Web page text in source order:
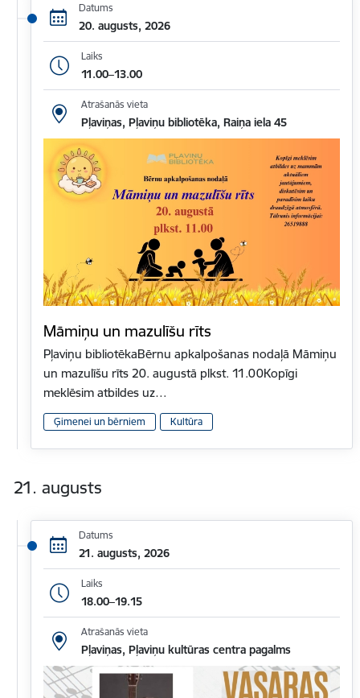
Datums
20. augusts, 2026
Laiks
11.00–13.00
Atrašanās vieta
Pļaviņas, Pļaviņu bibliotēka, Raiņa iela 45
Māmiņu un mazulīšu rīts
Pļaviņu bibliotēkaBērnu apkalpošanas nodaļā Māmiņu
un mazulīšu rīts 20. augustā plkst. 11.00Kopīgi
meklēsim atbildes uz…
Ģimenei un bērniem Kultūra
21. augusts
Datums
21. augusts, 2026
Laiks
18.00–19.15
Atrašanās vieta
Pļaviņas, Pļaviņu kultūras centra pagalms